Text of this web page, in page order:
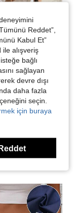
Reddet”,
Kabul Et”
alışveriş
bağlı
sağlayan
devre dışı
daha fazla
seçin.
için buraya